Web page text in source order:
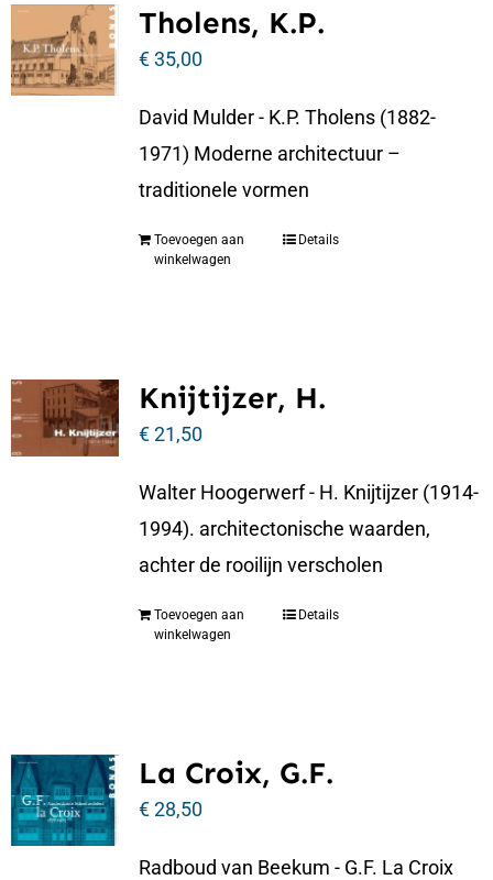
Tholens, K.P.
€35,00
David Mulder - K.P. Tholens (1882-
1971) Moderne architectuur –
traditionele vormen
Toevoegen aan
winkelwagen
Details
Knijtijzer, H.
€21,50
Walter Hoogerwerf - H. Knijtijzer (1914-
1994). architectonische waarden,
achter de rooilijn verscholen
Toevoegen aan
winkelwagen
Details
La Croix, G.F.
€28,50
Radboud van Beekum - G.F. La Croix